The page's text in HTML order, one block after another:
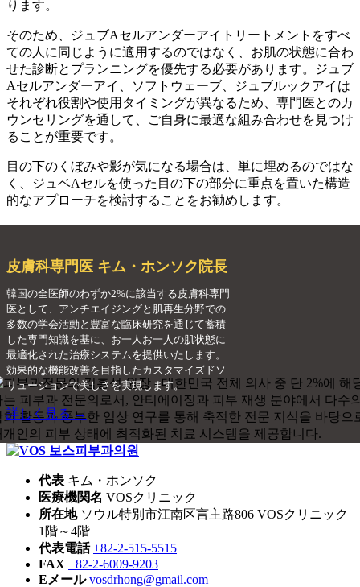
ります。
そのため、ジュブAセルアンダーアイトリートメントをすべ
ての人に同じように適用するのではなく、お肌の状態に合わ
せた診断とプランニングを優先する必要があります。ジュブ
Aセルアンダーアイ、ソフトウェーブ、ジュブルックアイは
それぞれ役割や使用タイミングが異なるため、専門医とのカ
ウンセリングを通して、ご自身に最適な組み合わせを見つけ
ることが重要です。
目の下のくぼみや影が気になる場合は、単に埋めるのではな
く、ジュベAセルを使った目の下の部分に重点を置いた構造
的なアプローチを検討することをお勧めします。
皮膚科専門医 キム・ホンソク院長
韓国の全医師のわずか2%に該当する皮膚科専門
医として、アンチエイジングと肌再生分野での
多数の学会活動と豊富な臨床研究を通じて蓄積
した専門知識を基に、お一人お一人の肌状態に
最適化された治療システムを提供いたします。
効果的な機能改善を目指したカスタマイズドソ
リューションで美しさを実現します。
詳しく見る →
代表 キム・ホンソク
医療機関名 VOSクリニック
所在地 ソウル特別市江南区言主路806 VOSクリニック
1階～4階
代表電話 +82-2-515-5515
FAX +82-2-6009-9203
Eメール vosdrhong@gmail.com